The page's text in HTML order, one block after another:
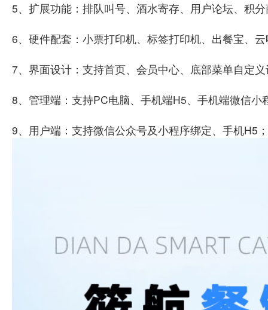
5、扩展功能：排队叫号、酒水寄存、用户论坛、积
6、硬件配套：小票打印机、标签打印机、出餐宝、
7、界面设计：支持首页、会员中心、底部菜单自定
8、管理端：支持PC电脑、手机端H5、手机端微信小
9、用户端：支持微信公众号及小程序绑定、手机H5；